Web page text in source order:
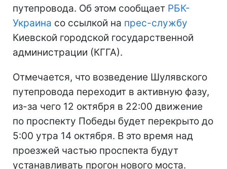
путепровода. Об этом сообщает РБК-
Украина со ссылкой на прес-службу
Киевской городской государственной
администрации (КГГА).
Отмечается, что возведение Шулявского
путепровода переходит в активную фазу,
из-за чего 12 октября в 22:00 движение
по проспекту Победы будет перекрыто до
5:00 утра 14 октября. В это время над
проезжей частью проспекта будут
устанавливать прогон нового моста.